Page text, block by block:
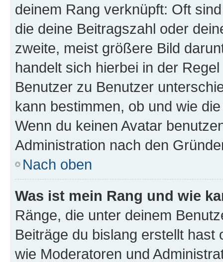
deinem Rang verknüpft: Oft
die deine Beitragszahl oder
zweite, meist größere Bild
handelt sich hierbei in der
Benutzer zu Benutzer
kann bestimmen, ob und wie
Wenn du keinen Avatar
Administration nach den
Nach oben
Was ist mein Rang und wie
Ränge, die unter deinem
Beiträge du bislang erstellt
wie Moderatoren und